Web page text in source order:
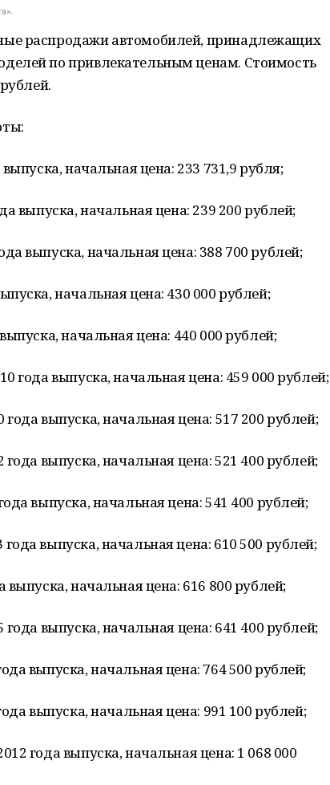
распродажи автомобилей, принадлежащих
по привлекательным ценам. Стоимость
начальная цена: 233 731,9 рубля;
выпуска, начальная цена: 239 200 рублей;
выпуска, начальная цена: 388 700 рублей;
начальная цена: 430 000 рублей;
начальная цена: 440 000 рублей;
года выпуска, начальная цена: 459 000 рублей;
выпуска, начальная цена: 517 200 рублей;
выпуска, начальная цена: 521 400 рублей;
выпуска, начальная цена: 541 400 рублей;
выпуска, начальная цена: 610 500 рублей;
начальная цена: 616 800 рублей;
выпуска, начальная цена: 641 400 рублей;
выпуска, начальная цена: 764 500 рублей;
выпуска, начальная цена: 991 100 рублей;
года выпуска, начальная цена: 1 068 000